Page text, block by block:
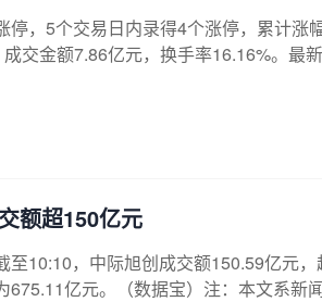
停，5个交易日内录得4个涨停，累计
交金额7.86亿元，换手率16.16%。最
天眼查APP显示，恒银金融科技股份
表现日期当日涨跌幅（%）换手率（%
额超150亿元
至10:10，中际旭创成交额150.59亿元
675.11亿元。（数据宝）注：本文系